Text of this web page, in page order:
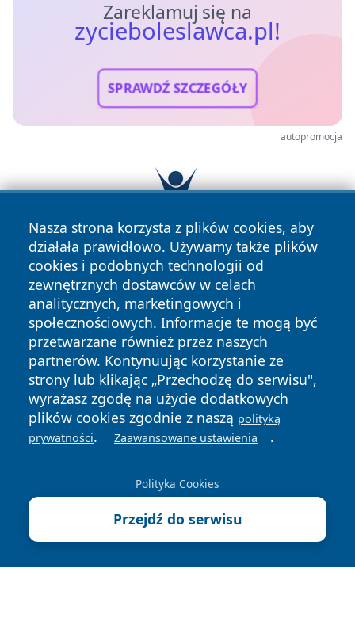
Zareklamuj się na
zycieboleslawca.pl!
SPRAWDŹ SZCZEGÓŁY
autopromocja
Nasza strona korzysta z plików cookies, aby
działała prawidłowo. Używamy także plików
cookies i podobnych technologii od
zewnętrznych dostawców w celach
analitycznych, marketingowych i
społecznościowych. Informacje te mogą być
przetwarzane również przez naszych
partnerów. Kontynuując korzystanie ze
strony lub klikając „Przechodzę do serwisu",
wyrażasz zgodę na użycie dodatkowych
plików cookies zgodnie z naszą polityką
prywatności. Zaawansowane ustawienia .
Polityka Cookies
Przejdź do serwisu
Copyright © 2026 zycieboleslawca.pl Wszystkie prawa
zastrzeżone.
News Autorzy
Polityka
Polityka